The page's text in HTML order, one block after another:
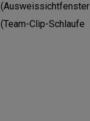
(Ausweissichtfenster
(Team-Clip-Schlaufe